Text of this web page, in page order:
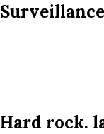
Hard rock.